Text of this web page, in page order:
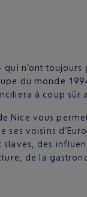
n’ont toujours
du monde
à coup
Nice vous
voisins
des
de la